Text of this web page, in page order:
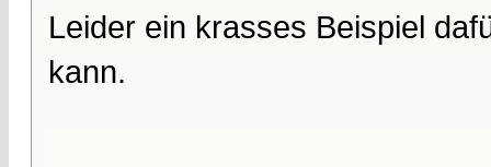
Leider ein krasses Beispiel
kann.